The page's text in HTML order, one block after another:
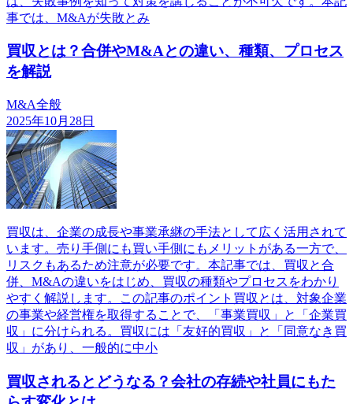
事では、M&Aが失敗とみ
買収とは？合併やM&Aとの違い、種類、プロセス
を解説
M&A全般
2025年10月28日
買収は、企業の成長や事業承継の手法として広く活用されて
います。売り手側にも買い手側にもメリットがある一方で、
リスクもあるため注意が必要です。本記事では、買収と合
併、M&Aの違いをはじめ、買収の種類やプロセスをわかり
やすく解説します。この記事のポイント買収とは、対象企業
の事業や経営権を取得することで、「事業買収」と「企業買
収」に分けられる。買収には「友好的買収」と「同意なき買
収」があり、一般的に中小
買収されるとどうなる？会社の存続や社員にもた